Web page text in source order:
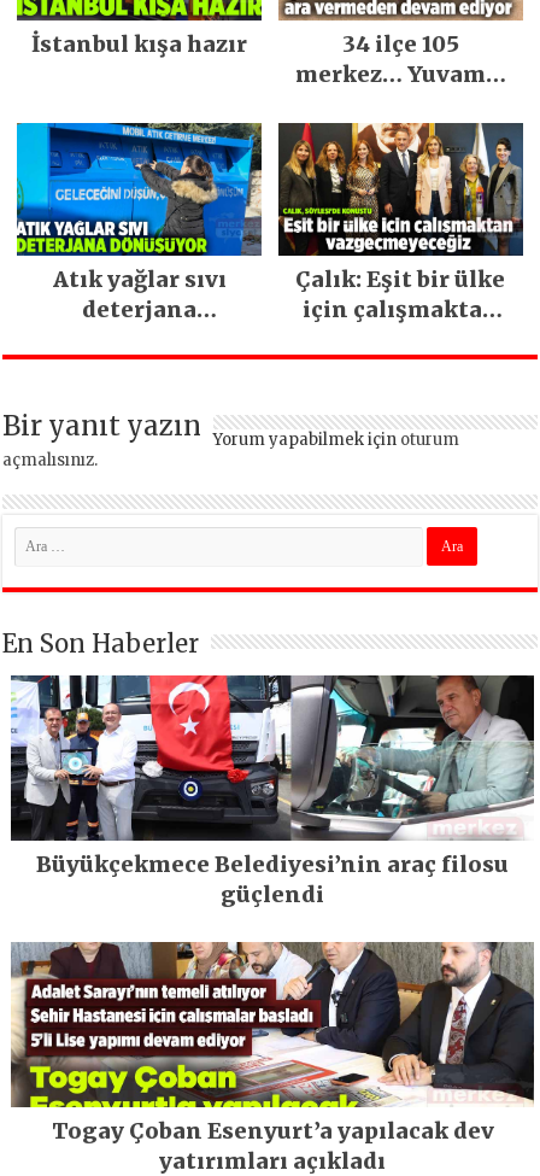
İstanbul kışa hazır
34 ilçe 105
merkez… Yuvamız
ara vermeden
devam ediyor
Atık yağlar sıvı
deterjana
Çalık: Eşit bir ülke
için çalışmaktan
Bir yanıt yazın Yorum yapabilmek için oturum
açmalısınız.
En Son Haberler
Büyükçekmece Belediyesi’nin araç filosu
güçlendi
Togay Çoban Esenyurt’a yapılacak dev
yatırımları açıkladı